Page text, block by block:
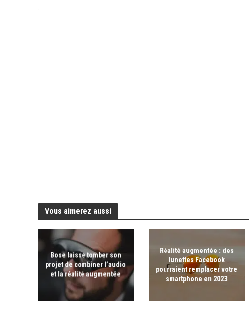
Vous aimerez aussi
Bose laisse tomber son
projet de combiner l’audio
et la réalité augmentée
Réalité augmentée : des
lunettes Facebook
pourraient remplacer votre
smartphone en 2023